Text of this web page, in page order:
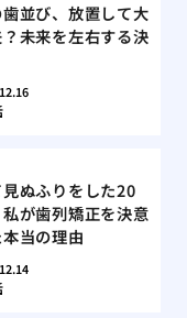
並び、放置して大
未来を左右する決
見ぬふりをした20
が歯列矯正を決意
本当の理由